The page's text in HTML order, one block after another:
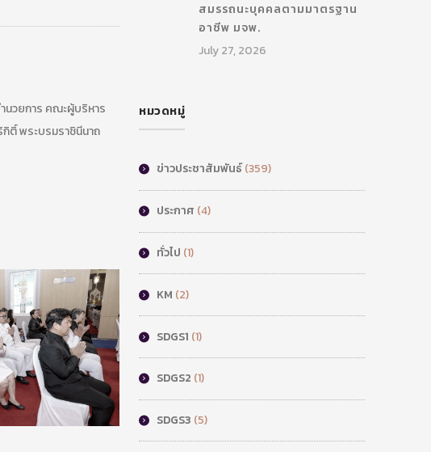
วยการ คณะผู้บริหาร
ติ์ พระบรมราชินีนาถ
สมรรถนะบุคคลตามมาตรฐาน
อาชีพ มจพ.
July 27, 2026
หมวดหมู่
ข่าวประชาสัมพันธ์(359)
ประกาศ (4)
ทั่วไป (1)
KM (2)
SDGS1 (1)
SDGS2 (1)
SDGS3 (5)